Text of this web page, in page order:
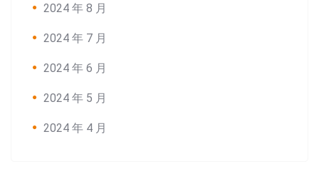
2024 年 8 月
2024 年 7 月
2024 年 6 月
2024 年 5 月
2024 年 4 月